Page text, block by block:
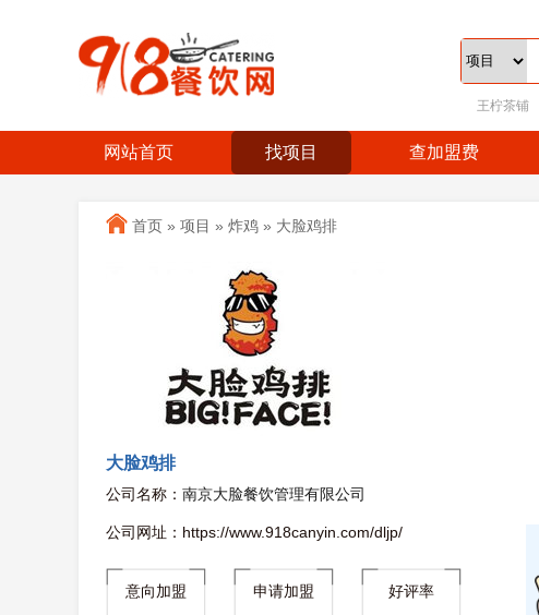
王柠茶铺
网站首页 找项目 查加盟费
首页 » 项目 » 炸鸡 » 大脸鸡排
大脸鸡排
公司名称： 南京大脸餐饮管理有限公司
公司网址：https://www.918canyin.com/dljp/
意向加盟 申请加盟 好评率